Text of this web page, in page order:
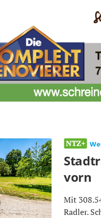
vorn
Mit
Radler.